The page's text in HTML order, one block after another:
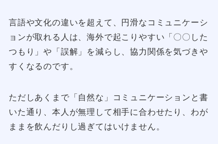
言語や文化の違いを超えて、円滑なコミュニケーシ
ョンが取れる人は、海外で起こりやすい「〇〇した
つもり」や「誤解」を減らし、協力関係を気づきや
すくなるのです。
ただしあくまで「自然な」コミュニケーションと書
いた通り、本人が無理して相手に合わせたり、わが
ままを飲んだりし過ぎてはいけません。